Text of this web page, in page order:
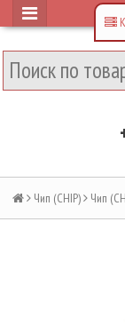
Чип (CHIP) Чип